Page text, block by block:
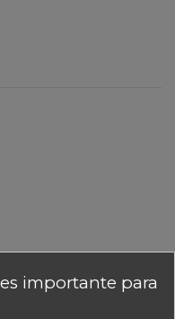
este momento.
importante para